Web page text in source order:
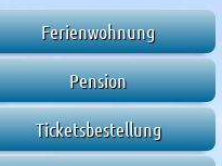
Ferienwohnung
Pension
Ticketsbestellung